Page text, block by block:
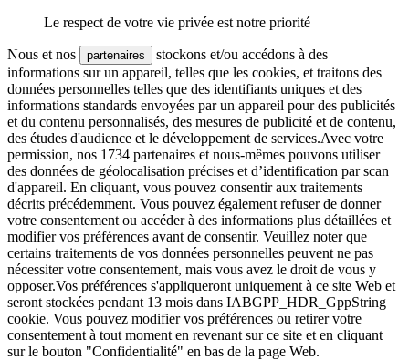
Le respect de votre vie privée est notre priorité
Nous et nos partenaires
stockons et/ou accédons à des
informations sur un appareil, telles que les cookies, et traitons des
données personnelles telles que des identifiants uniques et des
informations standards envoyées par un appareil pour des publicités
et du contenu personnalisés, des mesures de publicité et de contenu,
des études d'audience et le développement de services.Avec votre
permission, nos 1734 partenaires et nous-mêmes pouvons utiliser
des données de géolocalisation précises et d’identification par scan
d'appareil. En cliquant, vous pouvez consentir aux traitements
décrits précédemment. Vous pouvez également refuser de donner
votre consentement ou accéder à des informations plus détaillées et
modifier vos préférences avant de consentir. Veuillez noter que
certains traitements de vos données personnelles peuvent ne pas
nécessiter votre consentement, mais vous avez le droit de vous y
opposer.Vos préférences s'appliqueront uniquement à ce site Web et
seront stockées pendant 13 mois dans IABGPP_HDR_GppString
cookie. Vous pouvez modifier vos préférences ou retirer votre
consentement à tout moment en revenant sur ce site et en cliquant
sur le bouton "Confidentialité" en bas de la page Web.